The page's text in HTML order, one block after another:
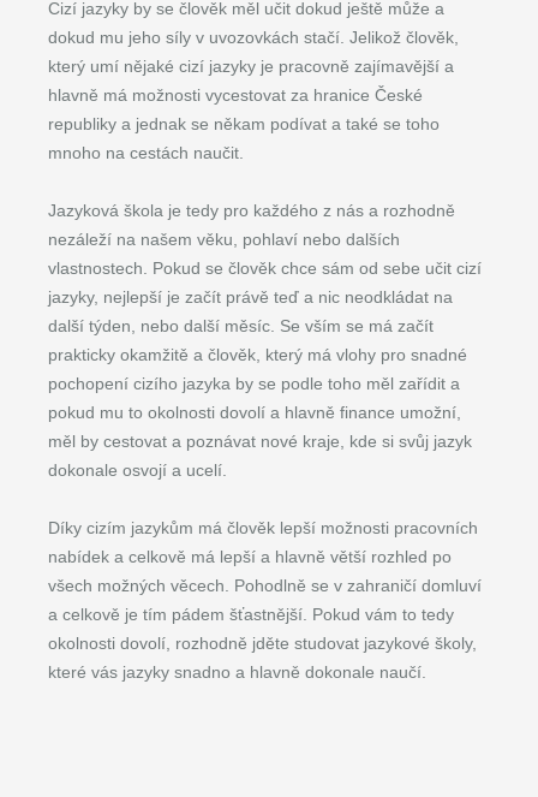
Cizí jazyky by se člověk měl učit dokud ještě může a
dokud mu jeho síly v uvozovkách stačí. Jelikož člověk,
který umí nějaké cizí jazyky je pracovně zajímavější a
hlavně má možnosti vycestovat za hranice České
republiky a jednak se někam podívat a také se toho
mnoho na cestách naučit.
Jazyková škola je tedy pro každého z nás a rozhodně
nezáleží na našem věku, pohlaví nebo dalších
vlastnostech. Pokud se člověk chce sám od sebe učit cizí
jazyky, nejlepší je začít právě teď a nic neodkládat na
další týden, nebo další měsíc. Se vším se má začít
prakticky okamžitě a člověk, který má vlohy pro snadné
pochopení cizího jazyka by se podle toho měl zařídit a
pokud mu to okolnosti dovolí a hlavně finance umožní,
měl by cestovat a poznávat nové kraje, kde si svůj jazyk
dokonale osvojí a ucelí.
Díky cizím jazykům má člověk lepší možnosti pracovních
nabídek a celkově má lepší a hlavně větší rozhled po
všech možných věcech. Pohodlně se v zahraničí domluví
a celkově je tím pádem šťastnější. Pokud vám to tedy
okolnosti dovolí, rozhodně jděte studovat jazykové školy,
které vás jazyky snadno a hlavně dokonale naučí.